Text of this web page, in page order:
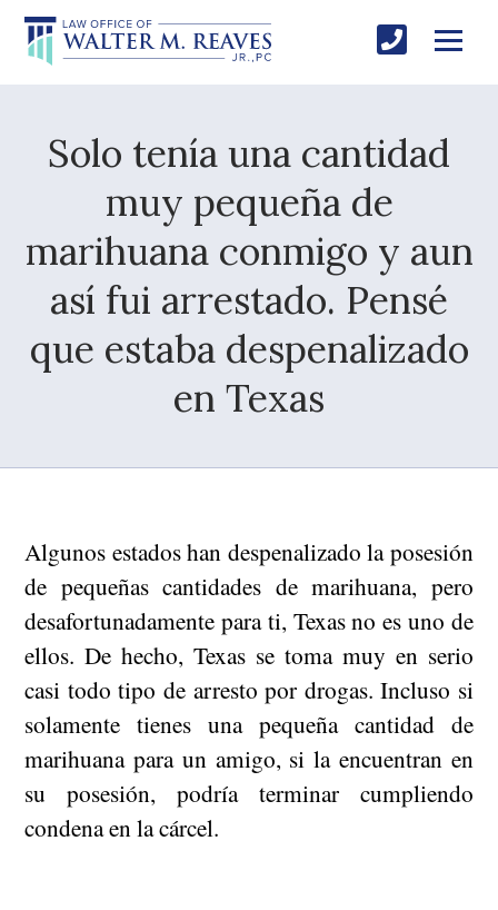
Solo tenía una cantidad
muy pequeña de
marihuana conmigo y aun
así fui arrestado. Pensé
que estaba despenalizado
en Texas
Algunos estados han despenalizado la posesión
de pequeñas cantidades de marihuana, pero
desafortunadamente para ti, Texas no es uno de
ellos. De hecho, Texas se toma muy en serio
casi todo tipo de arresto por drogas. Incluso si
solamente tienes una pequeña cantidad de
marihuana para un amigo, si la encuentran en
su posesión, podría terminar cumpliendo
condena en la cárcel.